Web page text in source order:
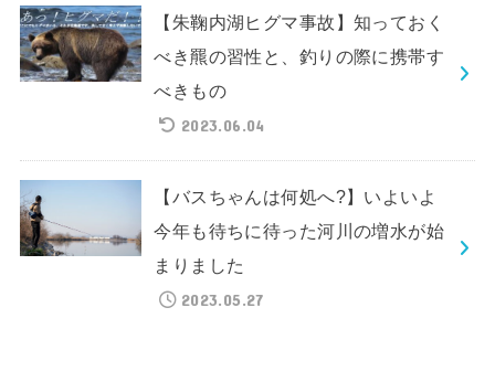
【朱鞠内湖ヒグマ事故】知っておく
べき羆の習性と、釣りの際に携帯す
べきもの
2023.06.04
【バスちゃんは何処へ?】いよいよ
今年も待ちに待った河川の増水が始
まりました
2023.05.27